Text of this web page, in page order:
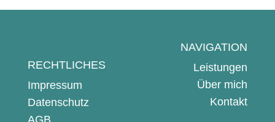
NAVIGATION
Leistungen
Über mich
Kontakt
RECHTLICHES
Impressum
Datenschutz